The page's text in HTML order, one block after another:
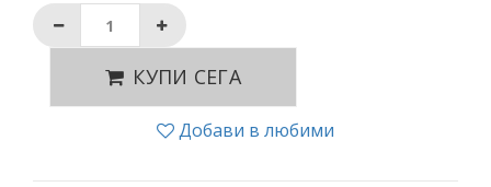
КУПИ СЕГА
Добави в любими